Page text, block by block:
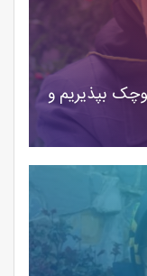
بپذیریم و